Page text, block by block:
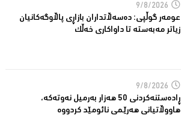
9/8/2026
عومه‌ر گوڵپی: ده‌سه‌ڵاتداران بازاڕی پاڵاوگه‌كانیان
زیاتر مه‌به‌سته‌ تا داواكاری خه‌ڵك
9/8/2026
ڕادەستنەکردنى 50 هەزار بەرمیل نەوتەکە،
هاووڵاتیانی هەرێمی نائومێد كردووە